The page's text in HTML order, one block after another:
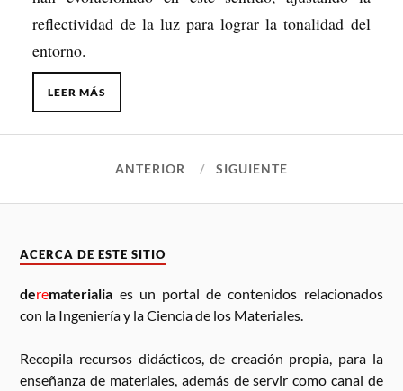
reflectividad de la luz para lograr la tonalidad del
entorno.
LEER MÁS
ANTERIOR SIGUIENTE
ACERCA DE ESTE SITIO
derematerialia es un portal de contenidos relacionados
con la Ingeniería y la Ciencia de los Materiales.
Recopila recursos didácticos, de creación propia, para la
enseñanza de materiales, además de servir como canal de